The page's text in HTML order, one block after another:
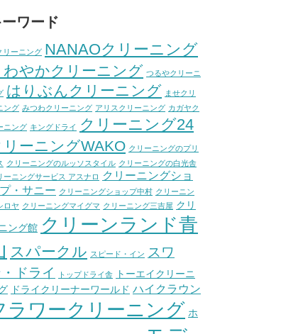
ーワード
リーニング NANAOクリーニング
わやかクリーニング つるやクリーニ
はりぶんクリーニング ませクリ
ング みつわクリーニング アリスクリーニング カガヤク
ニング キングドライ クリーニング24
リーニングWAKO クリーニングのプリ
クリーニングのルッソスタイル クリーニングの白光舎
ーニングサービス アスナロ
クリーニングショ
・サニー クリーニングショップ中村 クリーニン
ロヤ クリーニングマイグマ クリーニング三吉屋 クリ
ング館 クリーンランド青
スパークル スピード・イン スワ
ドライ
トップドライ舎
トーエイクリーニ
ドライクリーナーワールド ハイクラウン
ラワークリーニング ホ